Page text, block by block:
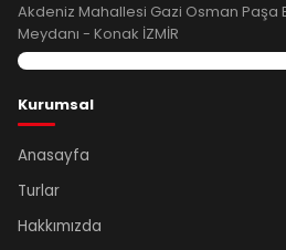
Akdeniz Mahallesi Gazi Osman Paşa
Meydanı - Konak İZMİR
Kurumsal
Anasayfa
Turlar
Hakkımızda